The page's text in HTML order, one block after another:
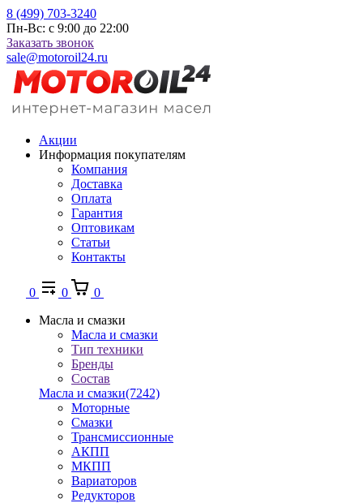
8 (499) 703-3240
Пн-Вс: с 9:00 до 22:00
Заказать звонок
sale@motoroil24.ru
Акции
Информация покупателям
Компания
Доставка
Оплата
Гарантия
Оптовикам
Статьи
Контакты
0 0
0
Масла и смазки
Масла и смазки
Тип техники
Бренды
Состав
Масла и смазки(7242)
Моторные
Смазки
Трансмиссионные
АКПП
МКПП
Вариаторов
Редукторов